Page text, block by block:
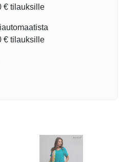
€ tilauksille
€ tilauksille